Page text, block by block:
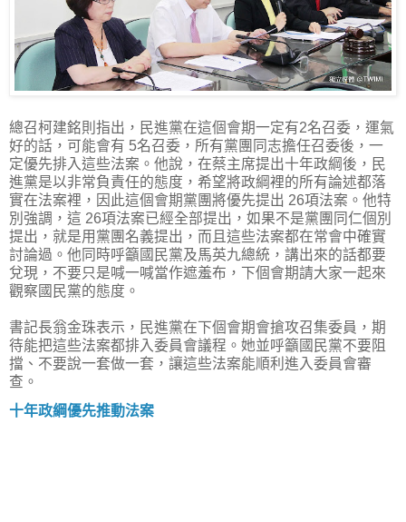
總召柯建銘則指出，民進黨在這個會期一定有2名召委，運氣
好的話，可能會有 5名召委，所有黨團同志擔任召委後，一
定優先排入這些法案。他說，在蔡主席提出十年政綱後，民
進黨是以非常負責任的態度，希望將政綱裡的所有論述都落
實在法案裡，因此這個會期黨團將優先提出 26項法案。他特
別強調，這 26項法案已經全部提出，如果不是黨團同仁個別
提出，就是用黨團名義提出，而且這些法案都在常會中確實
討論過。他同時呼籲國民黨及馬英九總統，講出來的話都要
兌現，不要只是喊一喊當作遮羞布，下個會期請大家一起來
觀察國民黨的態度。
書記長翁金珠表示，民進黨在下個會期會搶攻召集委員，期
待能把這些法案都排入委員會議程。她並呼籲國民黨不要阻
擋、不要說一套做一套，讓這些法案能順利進入委員會審
查。
十年政綱優先推動法案